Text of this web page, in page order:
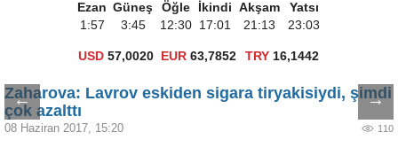
Ezan Güneş Öğle İkindi Akşam
Yatsı
1:57
3:45 12:30 17:01 21:13 23:03
USD 57,0020 EUR 63,7852 TRY16,1442
← →
Zaharova: Lavrov eskiden sigara tiryakisiydi, şimdi
çok azalttı
08 Haziran 2017, 15:20 110